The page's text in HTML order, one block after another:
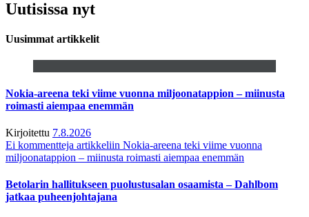
Uutisissa nyt
Uusimmat artikkelit
Nokia-areena teki viime vuonna miljoonatappion – miinusta
roimasti aiempaa enemmän
Kirjoitettu 7.8.2026
Ei kommentteja artikkeliin Nokia-areena teki viime vuonna
miljoonatappion – miinusta roimasti aiempaa enemmän
Betolarin hallitukseen puolustusalan osaamista – Dahlbom
jatkaa puheenjohtajana